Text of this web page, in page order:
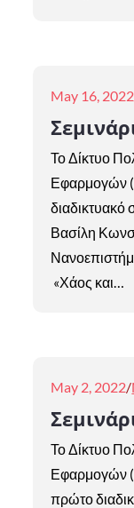
Posted
on
May 16, 2022
Το Δίκτυο
Εφαρμογών
διαδικτυακό
Βασίλη
«Χάος και…
Posted
on
May 2, 2022
Το Δίκτυο
Εφαρμογών
πρώτο